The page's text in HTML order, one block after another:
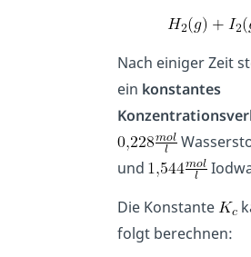
Nach einiger Zeit
ein konstantes
und
Die Konstante
folgt berechnen: